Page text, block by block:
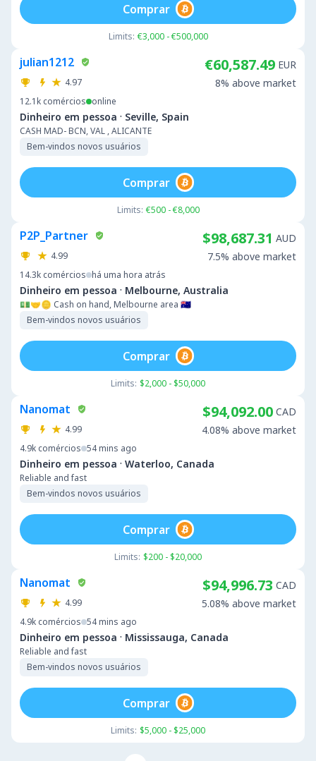
Limits: €3,000 - €500,000
Comprar
julian1212
4.97
12.1k comércios online
Dinheiro em pessoa · Seville, Spain
CASH MAD- BCN, VAL , ALICANTE
Bem-vindos novos usuários
€60,587.49 EUR
8% above market
Limits: €500 - €8,000
Comprar
P2P_Partner
4.99
14.3k comércios há uma hora atrás
Dinheiro em pessoa · Melbourne, Australia
💵🤝🪙 Cash on hand, Melbourne area 🇦🇺
Bem-vindos novos usuários
$98,687.31 AUD
7.5% above market
Limits: $2,000 - $50,000
Comprar
Nanomat
4.99
4.9k comércios 54 mins ago
Dinheiro em pessoa · Waterloo, Canada
Reliable and fast
Bem-vindos novos usuários
$94,092.00 CAD
4.08% above market
Limits: $200 - $20,000
Comprar
Nanomat
4.99
4.9k comércios 54 mins ago
Dinheiro em pessoa · Mississauga, Canada
Reliable and fast
Bem-vindos novos usuários
$94,996.73 CAD
5.08% above market
Limits: $5,000 - $25,000
Comprar